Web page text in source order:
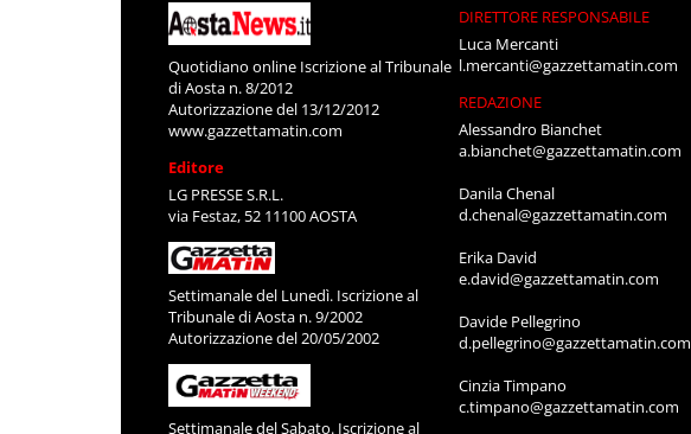
Quotidiano online Iscrizione al Tribunale
di Aosta n. 8/2012
Autorizzazione del 13/12/2012
www.gazzettamatin.com
Editore
LG PRESSE S.R.L.
via Festaz, 52 11100 AOSTA
Settimanale del Lunedì. Iscrizione al
Tribunale di Aosta n. 9/2002
Autorizzazione del 20/05/2002
Settimanale del Sabato. Iscrizione al
DIRETTORE RESPONSABILE
Luca Mercanti
l.mercanti@gazzettamatin.com
REDAZIONE
Alessandro Bianchet
a.bianchet@gazzettamatin.com
Danila Chenal
d.chenal@gazzettamatin.com
Erika David
e.david@gazzettamatin.com
Davide Pellegrino
d.pellegrino@gazzettamatin.com
Cinzia Timpano
c.timpano@gazzettamatin.com